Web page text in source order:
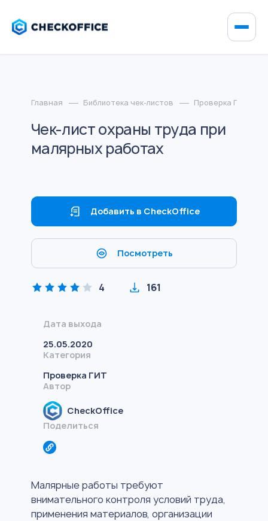
Главная Библиотека чек-листов Проверка ГИТ
Чек-лист охраны труда при
малярных работах
Добавить в CheckOffice
Посмотреть
4 161
Дата выхода
25.05.2020
Категория
Проверка ГИТ
Автор
CheckOffice
Поделиться
Малярные работы требуют
внимательного контроля условий труда,
применения материалов, организации